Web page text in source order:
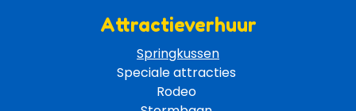
Attractieverhuur
Springkussen
Speciale attracties
Rodeo